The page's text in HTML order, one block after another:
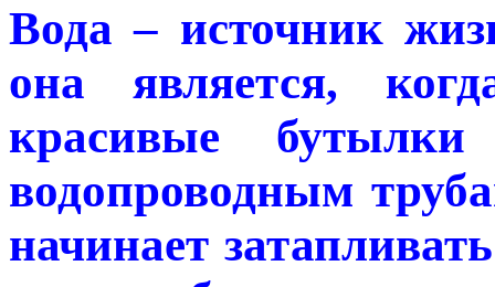
Вода – источник
она является,
красивые
водопроводным
начинает